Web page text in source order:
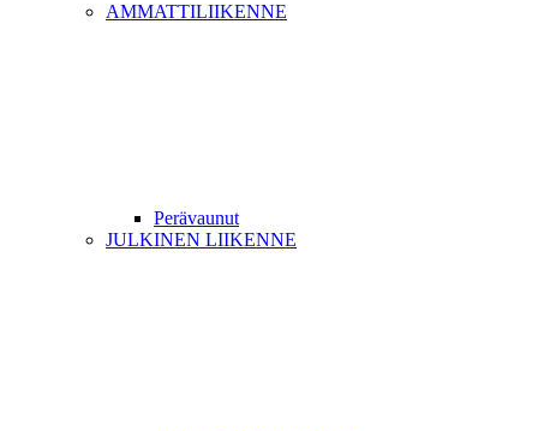
AMMATTILIIKENNE
Perävaunut
JULKINEN LIIKENNE